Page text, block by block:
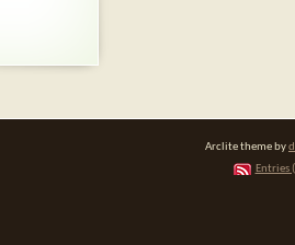
Arclite theme by
Entries